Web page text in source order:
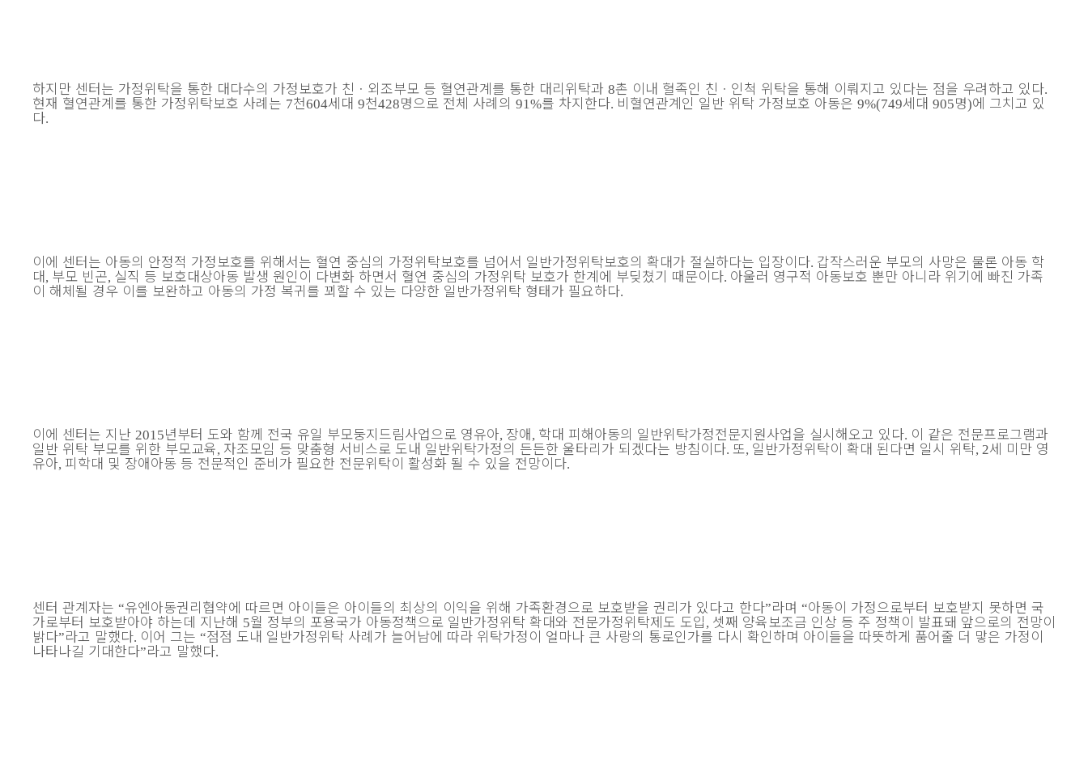
하지만 센터는 가정위탁을 통한 대다수의 가정보호가 친 ㆍ 외조부모 등 혈연관계를 통한 대리위탁과 8촌 이내 혈족인 친 ㆍ 인척 위탁을 통해 이뤄지고 있다는 점을 우려하고 있다.
현재 혈연관계를 통한 가정위탁보호 사례는 7천604세대 9천428명으로 전체 사례의 91%를 차지한다. 비혈연관계인 일반 위탁 가정보호 아동은 9%(749세대 905명)에 그치고 있
다.
이에 센터는 아동의 안정적 가정보호를 위해서는 혈연 중심의 가정위탁보호를 넘어서 일반가정위탁보호의 확대가 절실하다는 입장이다. 갑작스러운 부모의 사망은 물론 아동 학
대, 부모 빈곤, 실직 등 보호대상아동 발생 원인이 다변화 하면서 혈연 중심의 가정위탁 보호가 한계에 부딪쳤기 때문이다. 아울러 영구적 아동보호 뿐만 아니라 위기에 빠진 가족
이 해체될 경우 이를 보완하고 아동의 가정 복귀를 꾀할 수 있는 다양한 일반가정위탁 형태가 필요하다.
이에 센터는 지난 2015년부터 도와 함께 전국 유일 부모둥지드림사업으로 영유아, 장애, 학대 피해아동의 일반위탁가정전문지원사업을 실시해오고 있다. 이 같은 전문프로그램과
일반 위탁 부모를 위한 부모교육, 자조모임 등 맞춤형 서비스로 도내 일반위탁가정의 든든한 울타리가 되겠다는 방침이다. 또, 일반가정위탁이 확대 된다면 일시 위탁, 2세 미만 영
유아, 피학대 및 장애아동 등 전문적인 준비가 필요한 전문위탁이 활성화 될 수 있을 전망이다.
센터 관계자는 “유엔아동권리협약에 따르면 아이들은 아이들의 최상의 이익을 위해 가족환경으로 보호받을 권리가 있다고 한다”라며 “아동이 가정으로부터 보호받지 못하면 국
가로부터 보호받아야 하는데 지난해 5월 정부의 포용국가 아동정책으로 일반가정위탁 확대와 전문가정위탁제도 도입 , 셋째 양육보조금 인상 등 주 정책이 발표돼 앞으로의 전망이
밝다”라고 말했다. 이어 그는 “점점 도내 일반가정위탁 사례가 늘어남에 따라 위탁가정이 얼마나 큰 사랑의 통로인가를 다시 확인하며 아이들을 따뜻하게 품어줄 더 맣은 가정이
나타나길 기대한다”라고 말했다.